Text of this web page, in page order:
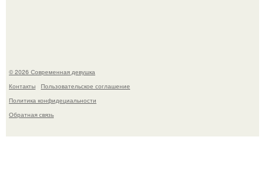
© 2026 Современная девушка
Контакты
Пользовательское соглашение
Политика конфидециальности
Обратная связь